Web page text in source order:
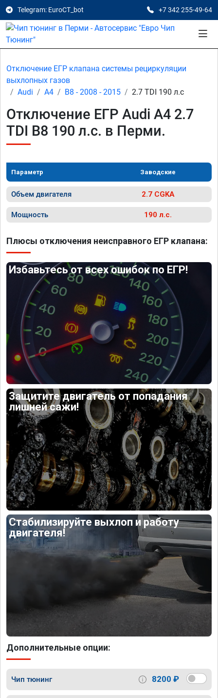
Telegram: EuroCT_bot +7 342 255-49-64
Отключение ЕГР клапана системы рециркуляции
выхлопных газов
Audi
A4 B8 - 2008 - 2015 2.7 TDI 190 л.с
Отключение ЕГР Audi A4 2.7
TDI B8 190 л.с. в Перми.
Параметр Заводские
Объем двигателя 2.7 CGKA
Мощность 190 л.с.
Плюсы отключения неисправного ЕГР клапана:
Избавьтесь от всех ошибок по ЕГР!
Защитите двигатель от попадания
лишней сажи!
Стабилизируйте выхлоп и работу
двигателя!
Дополнительные опции:
Чип тюнинг 8200 ₽